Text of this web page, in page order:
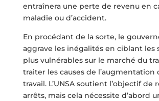
entraînera une perte de revenu en
maladie ou d’accident.
En procédant de la sorte, le
aggrave les inégalités en ciblant les
plus vulnérables sur le marché du
traiter les causes de l’augmentation
travail. L’UNSA soutient l’objectif de
arrêts, mais cela nécessite d’abord